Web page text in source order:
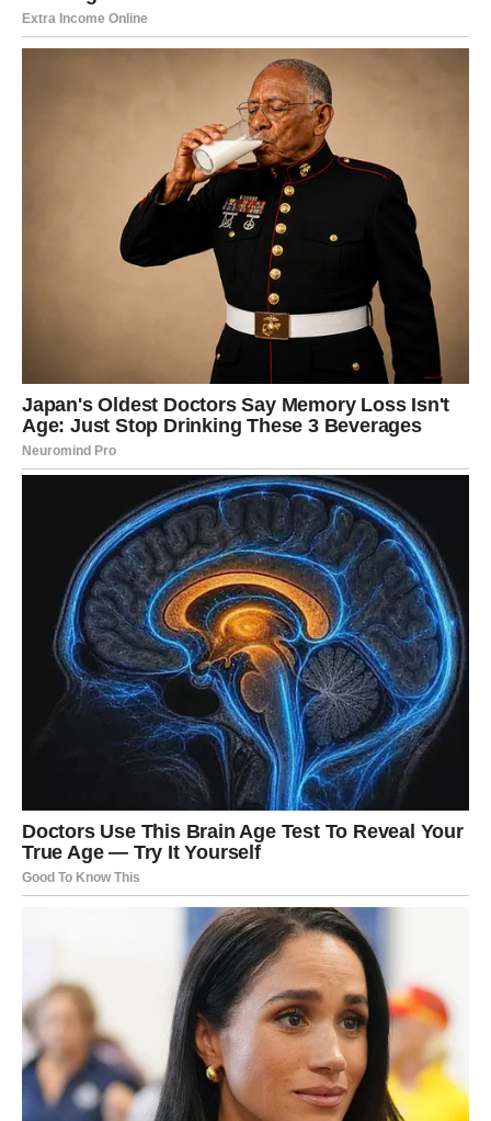
Sada dolazi preokret.
U emotivnom životu dolazi nova iskra. Ako ste u vezi,
odnos dobija novu energiju – strast, otvorenost i hrabrost
da kažete ono što osećate. Nesporazumi se rešavaju, a vi
prestajete da potiskujete emocije.
Ako ste slobodni, pred vama je poznanstvo sa osobom
koja vas pokreće, ali ne izaziva nemir. Neko ko vas
inspiriše, ali ne takmiči se s vama.
Ovan sada voli bez straha da će izgubiti kontrolu.
Posao i samopouzdanje
Na poslovnom planu dolazi prilika da pokažete koliko
vredite. Zvezde vam vraćaju energiju i samopouzdanje.
Ono što vas je kočilo – sada nestaje.
Bol prošlosti za Ovna postaje gorivo za budućnost.
BIK – MIR POSLE EMOTIVNE
Bik retko menja mišljenje, ali kada vas neko povredi – to
dugo ostaje u vašem srcu. U prethodnom periodu možda
ste se osećali razočarano, možda ste dali poverenje koje
Ali sada dolazi faza stabilizacije.
Ljubav
Ako ste u vezi, odnos postaje sigurniji. Partner pokazuje